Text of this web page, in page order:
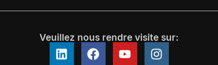
Veuillez nous rendre visite sur: